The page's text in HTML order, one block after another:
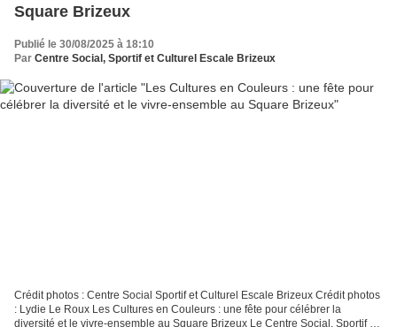
Square Brizeux
Publié le 30/08/2025 à 18:10
Par Centre Social, Sportif et Culturel Escale Brizeux
Crédit photos : Centre Social Sportif et Culturel Escale Brizeux Crédit photos
: Lydie Le Roux Les Cultures en Couleurs : une fête pour célébrer la
diversité et le vivre-ensemble au Square Brizeux Le Centre Social, Sportif et